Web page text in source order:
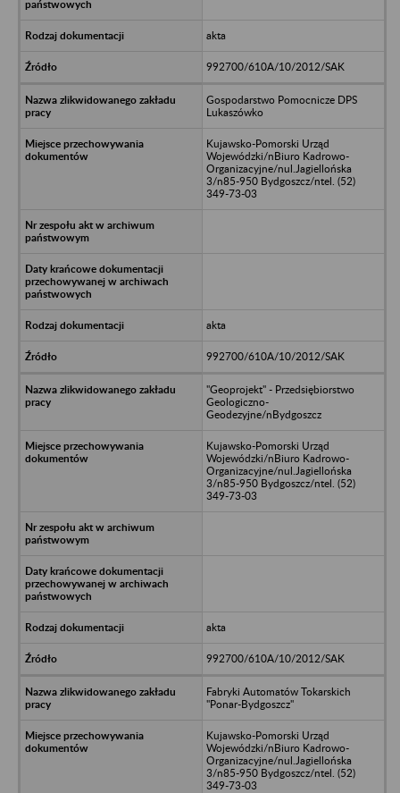
akta
992700/610A/10/2012/SAK
Gospodarstwo Pomocnicze DPS
Lukaszówko
Kujawsko-Pomorski Urząd
Wojewódzki/nBiuro Kadrowo-
Organizacyjne/nul.Jagiellońska
3/n85-950 Bydgoszcz/ntel. (52)
349-73-03
akta
992700/610A/10/2012/SAK
"Geoprojekt" - Przedsiębiorstwo
Geologiczno-
Geodezyjne/nBydgoszcz
Kujawsko-Pomorski Urząd
Wojewódzki/nBiuro Kadrowo-
Organizacyjne/nul.Jagiellońska
3/n85-950 Bydgoszcz/ntel. (52)
349-73-03
akta
992700/610A/10/2012/SAK
Fabryki Automatów Tokarskich
"Ponar-Bydgoszcz"
Kujawsko-Pomorski Urząd
Wojewódzki/nBiuro Kadrowo-
Organizacyjne/nul.Jagiellońska
3/n85-950 Bydgoszcz/ntel. (52)
349-73-03